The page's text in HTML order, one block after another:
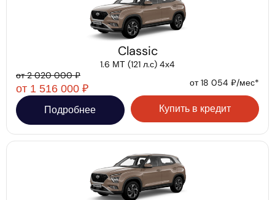
Classic
1.6 МТ (121 л.с) 4х4
от 2 020 000 ₽
от 1 516 000 ₽ от 18 054 ₽/мес*
Подробнее Купить в кредит